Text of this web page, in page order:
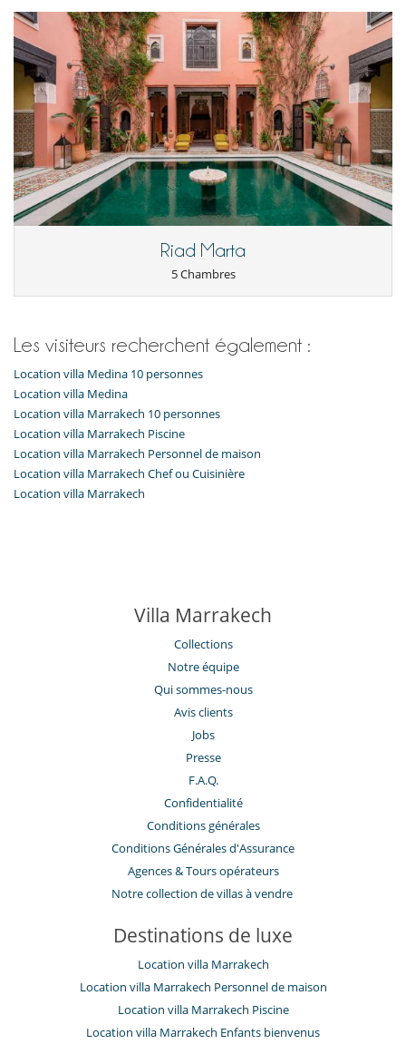
Riad Marta
5 Chambres
Les visiteurs recherchent également :
Location villa Medina 10 personnes
Location villa Medina
Location villa Marrakech 10 personnes
Location villa Marrakech Piscine
Location villa Marrakech Personnel de maison
Location villa Marrakech Chef ou Cuisinière
Location villa Marrakech
Villa Marrakech
Collections
Notre équipe
Qui sommes-nous
Avis clients
Jobs
Presse
F.A.Q.
Confidentialité
Conditions générales
Conditions Générales d'Assurance
​Agences & Tours opérateurs
Notre collection de villas à vendre
Destinations de luxe
Location villa Marrakech
Location villa Marrakech Personnel de maison
Location villa Marrakech Piscine
Location villa Marrakech Enfants bienvenus